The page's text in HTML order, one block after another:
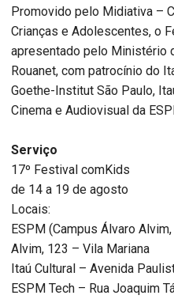
Promovido pelo Midiativa –
Crianças e Adolescentes, o
apresentado pelo Ministério
Rouanet, com patrocínio do
Goethe-Institut São Paulo,
Cinema e Audiovisual da
Serviço
17º Festival comKids
de 14 a 19 de agosto
Locais:
ESPM (Campus Álvaro
Alvim, 123 – Vila Mariana
Itaú Cultural – Avenida
ESPM Tech – Rua Joaquim